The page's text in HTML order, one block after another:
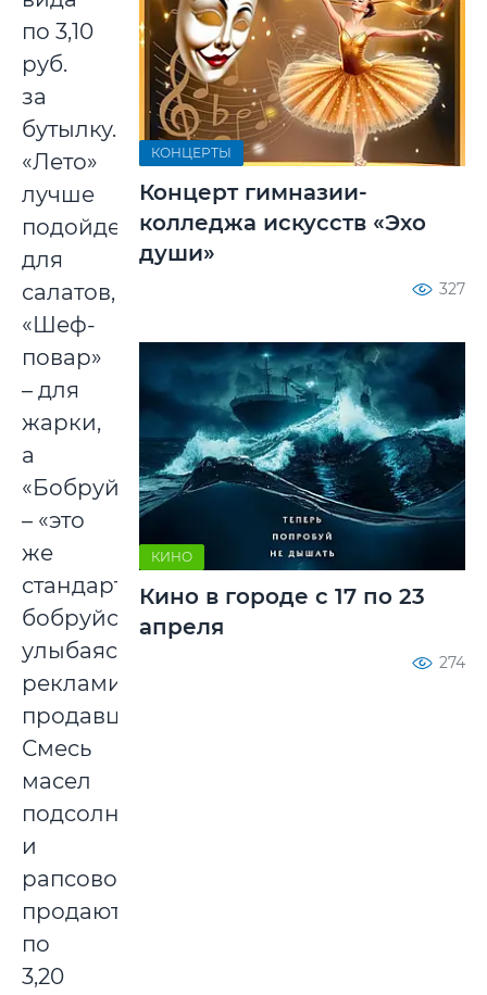
по 3,10
руб.
за
бутылку.
«Лето»
лучше
подойдет
для
салатов,
«Шеф-
повар»
– для
жарки,
а
«Бобруйское»
– «это
же
стандарт,
бобруйское!»,
улыбаясь,
рекламируют
продавцы.
Смесь
масел
подсолнечного
и
рапсового
продают
по
3,20
КОНЦЕРТЫ
Концерт гимназии-
колледжа искусств «Эхо
души»
327
КИНО
Кино в городе с 17 по 23
апреля
274